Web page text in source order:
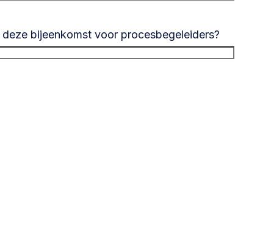
bijeenkomst voor procesbegeleiders?